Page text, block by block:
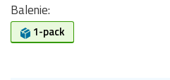
Balenie:
1-pack